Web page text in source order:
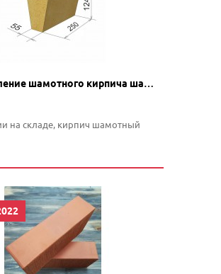
шамотного кирпича ша…
на складе, кирпич шамотный